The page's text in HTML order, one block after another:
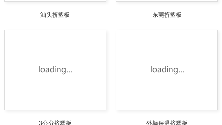
汕头挤塑板 东莞挤塑板
3公分挤塑板 外墙保温挤塑板